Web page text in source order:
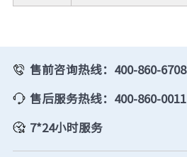
售前咨询热线：400-860-6708
售后服务热线：400-860-0011
7*24小时服务